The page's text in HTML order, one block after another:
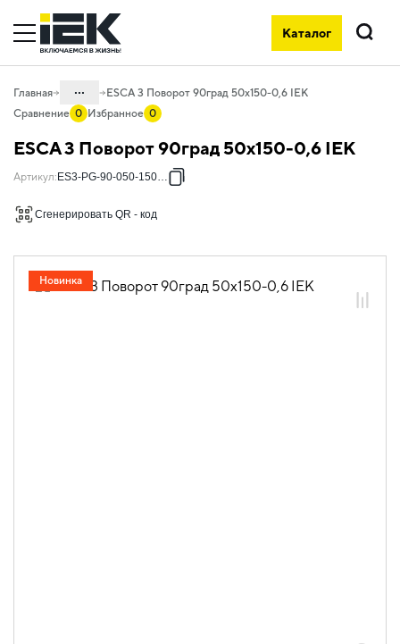
Каталог
Поиск
Главная ...
05.04.04 Аксессуары для лотков
листовых ESCA
ESCA 3 Поворот 90град 50х150-0,6 IEK
Сравнение 0 Избранное 0
ESCA 3 Поворот 90град 50х150-0,6 IEK
Новинка
Артикул: ES3-PG-90-050-150-06
Сгенерировать QR - код